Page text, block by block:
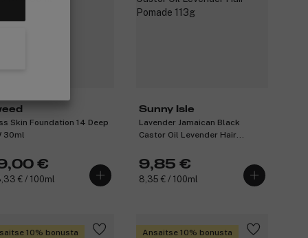
Skin Foundation 14 Deep
30ml
€
€ / 100ml
Sunny Isle
Lavender Jamaican Black
Castor Oil Levender Hair
9,85 €
8,35 € / 100ml
10% bonusta Ansaitse 10% bonusta